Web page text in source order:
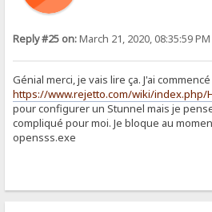
Reply #25 on:March 21, 2020, 08:35:59 PM
Génial merci, je vais lire ça. J'ai
https://www.rejetto.com/wiki/index.php/
pour configurer un Stunnel mais je
compliqué pour moi. Je bloque au
opensss.exe